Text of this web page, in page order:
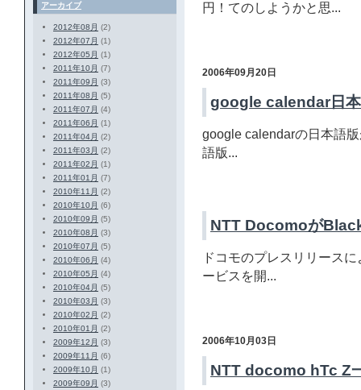
円！てのしようかと思...
2006年09月20日
google calendar日
google calendarの日本語
語版...
NTT Docomoが
ドコモのプレスリリース
ービスを開...
2006年10月03日
NTT docomo hTc Z
アーカイブ
2012年08月 (2)
2012年07月 (1)
2012年05月 (1)
2011年10月 (7)
2011年09月 (3)
2011年08月 (5)
2011年07月 (4)
2011年06月 (1)
2011年04月 (2)
2011年03月 (2)
2011年02月 (1)
2011年01月 (7)
2010年11月 (2)
2010年10月 (6)
2010年09月 (5)
2010年08月 (3)
2010年07月 (5)
2010年06月 (4)
2010年05月 (4)
2010年04月 (5)
2010年03月 (3)
2010年02月 (2)
2010年01月 (2)
2009年12月 (3)
2009年11月 (6)
2009年10月 (1)
2009年09月 (3)